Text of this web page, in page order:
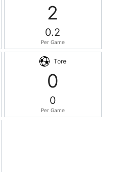
2
0.2
Per Game
Tore
0
0
Per Game